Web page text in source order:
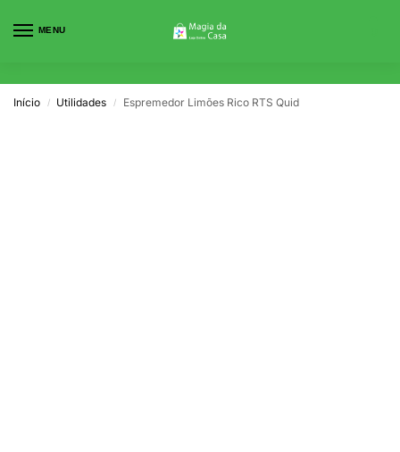
MENU
Início / Utilidades / Espremedor Limões Rico RTS Quid